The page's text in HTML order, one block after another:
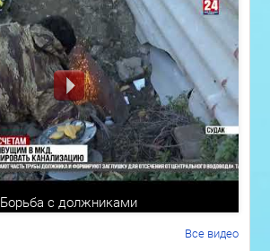
Борьба с должниками
Все видео